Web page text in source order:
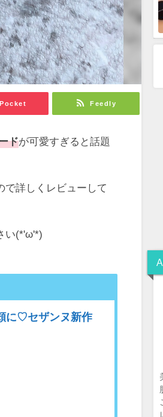
Pocket Feedly
ドが可愛すぎると話題
で詳しくレビューして
い(*'ω'*)
に♡セザンヌ新作